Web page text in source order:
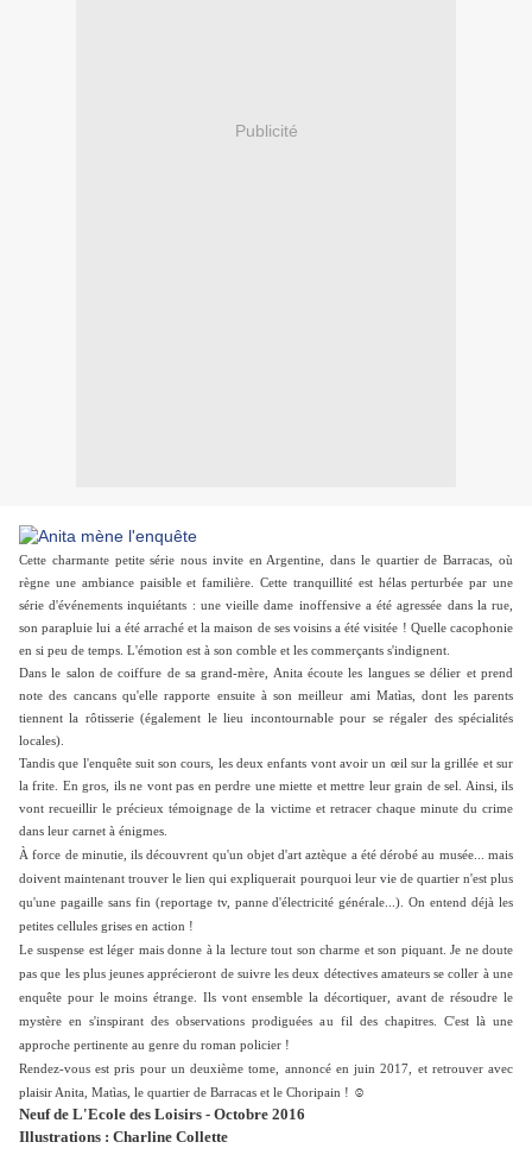
Publicité
Cette charmante petite série nous invite en Argentine, dans le quartier de Barracas, où
règne une ambiance paisible et familière. Cette tranquillité est hélas perturbée par une
série d'événements inquiétants : une vieille dame inoffensive a été agressée dans la rue,
son parapluie lui a été arraché et la maison de ses voisins a été visitée ! Quelle cacophonie
en si peu de temps. L'émotion est à son comble et les commerçants s'indignent.
Dans le salon de coiffure de sa grand-mère, Anita écoute les langues se délier et prend
note des cancans qu'elle rapporte ensuite à son meilleur ami Matìas, dont les parents
tiennent la rôtisserie (également le lieu incontournable pour se régaler des spécialités
locales).
Tandis que l'enquête suit son cours, les deux enfants vont avoir un œil sur la grillée et sur
la frite. En gros, ils ne vont pas en perdre une miette et mettre leur grain de sel. Ainsi, ils
vont recueillir le précieux témoignage de la victime et retracer chaque minute du crime
dans leur carnet à énigmes.
À force de minutie, ils découvrent qu'un objet d'art aztèque a été dérobé au musée... mais
doivent maintenant trouver le lien qui expliquerait pourquoi leur vie de quartier n'est plus
qu'une pagaille sans fin (reportage tv, panne d'électricité générale...). On entend déjà les
petites cellules grises en action !
Le suspense est léger mais donne à la lecture tout son charme et son piquant. Je ne doute
pas que les plus jeunes apprécieront de suivre les deux détectives amateurs se coller à une
enquête pour le moins étrange. Ils vont ensemble la décortiquer, avant de résoudre le
mystère en s'inspirant des observations prodiguées au fil des chapitres. C'est là une
approche pertinente au genre du roman policier !
Rendez-vous est pris pour un deuxième tome, annoncé en juin 2017, et retrouver avec
plaisir Anita, Matìas, le quartier de Barracas et le Choripain ! ☺
Neuf de L'Ecole des Loisirs - Octobre 2016
Illustrations : Charline Collette